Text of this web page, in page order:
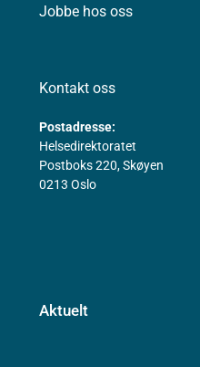
Jobbe hos oss
Kontakt oss
Postadresse:
Helsedirektoratet
Postboks 220, Skøyen
0213 Oslo
Aktuelt